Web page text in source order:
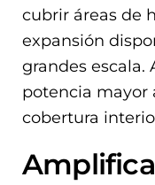
cubrir áreas de
expansión
grandes escala.
potencia mayor
cobertura